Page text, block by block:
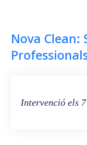
Nova Clean:
Intervenció els